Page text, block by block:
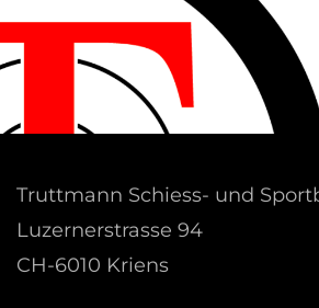
Truttmann Schiess- und
Luzernerstrasse 94
CH-6010 Kriens